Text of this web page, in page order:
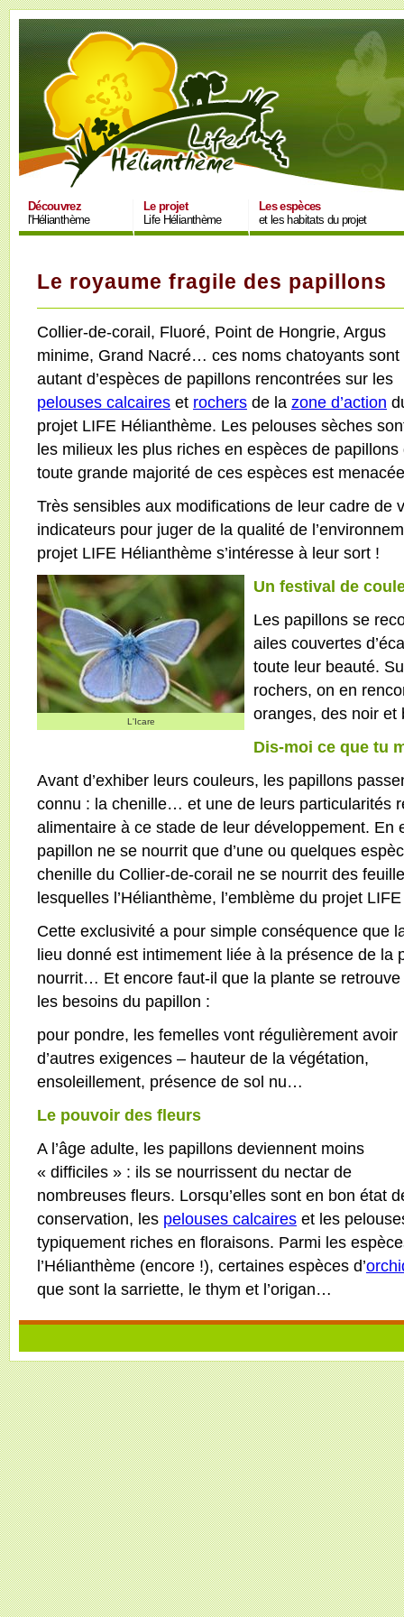
Découvrez
l'Hélianthème
Le projet
Life Hélianthème
Les espèces
et les habitats du projet
Le royaume fragile des papillons
Collier-de-corail, Fluoré, Point de Hongrie, Argus
minime, Grand Nacré… ces noms chatoyants sont
autant d’espèces de papillons rencontrées sur les
pelouses calcaires et rochers de la zone d’action
projet LIFE Hélianthème. Les pelouses sèches
les milieux les plus riches en espèces de
toute grande majorité de ces espèces est
Très sensibles aux modifications de leur cadre de
indicateurs pour juger de la qualité de
projet LIFE Hélianthème s’intéresse à leur sort !
L'Icare
Un festival de
Les papillons se
ailes couvertes
toute leur beauté.
rochers, on en
oranges, des noir
Dis-moi ce que tu
Avant d’exhiber leurs couleurs, les papillons
connu : la chenille… et une de leurs particularités
alimentaire à ce stade de leur développement. En
papillon ne se nourrit que d’une ou quelques
chenille du Collier-de-corail ne se nourrit des
lesquelles l’Hélianthème, l’emblème du projet
Cette exclusivité a pour simple conséquence que
lieu donné est intimement liée à la présence de la
nourrit… Et encore faut-il que la plante se
les besoins du papillon :
pour pondre, les femelles vont régulièrement avoir
d’autres exigences – hauteur de la végétation,
ensoleillement, présence de sol nu…
Le pouvoir des fleurs
A l’âge adulte, les papillons deviennent moins
« difficiles » : ils se nourrissent du nectar de
nombreuses fleurs. Lorsqu’elles sont en bon état
conservation, les pelouses calcaires et les
typiquement riches en floraisons. Parmi les
l’Hélianthème (encore !), certaines espèces d’
que sont la sarriette, le thym et l’origan…